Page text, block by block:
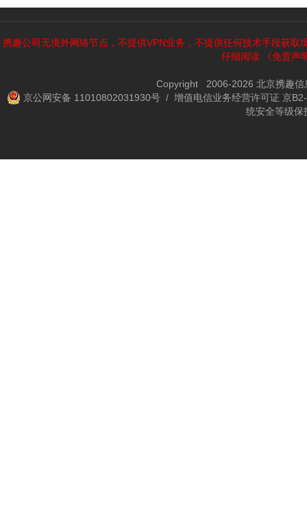
携趣公司无境外网络节点，不提供VPN业务，不提供任何技术手段获
仔细阅读
《免责声
Copyright 2006-2026 北京携趣信
京公网安备 11010802031930号 / 增值电信业务经营许可证 京
统安全等级